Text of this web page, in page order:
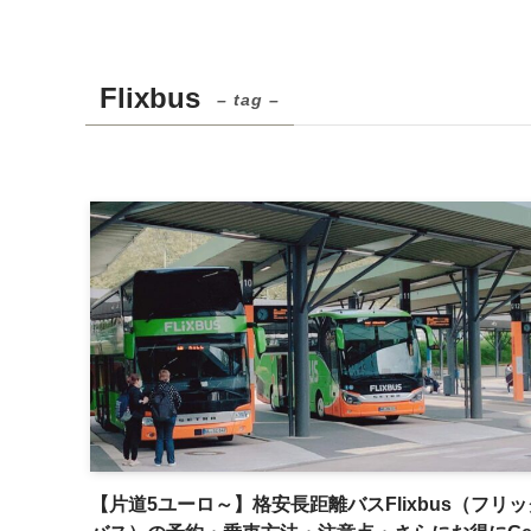
Flixbus – tag –
【片道5ユーロ～】格安長距離バスFlixbus（フリ